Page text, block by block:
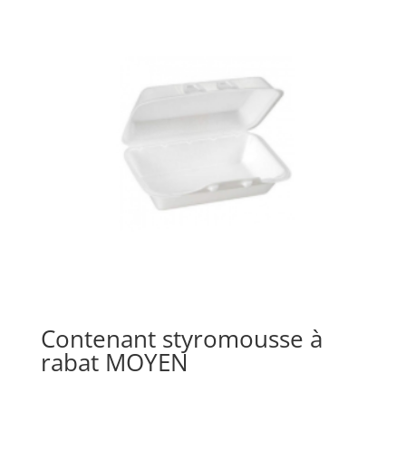
Contenant styromousse à
rabat MOYEN